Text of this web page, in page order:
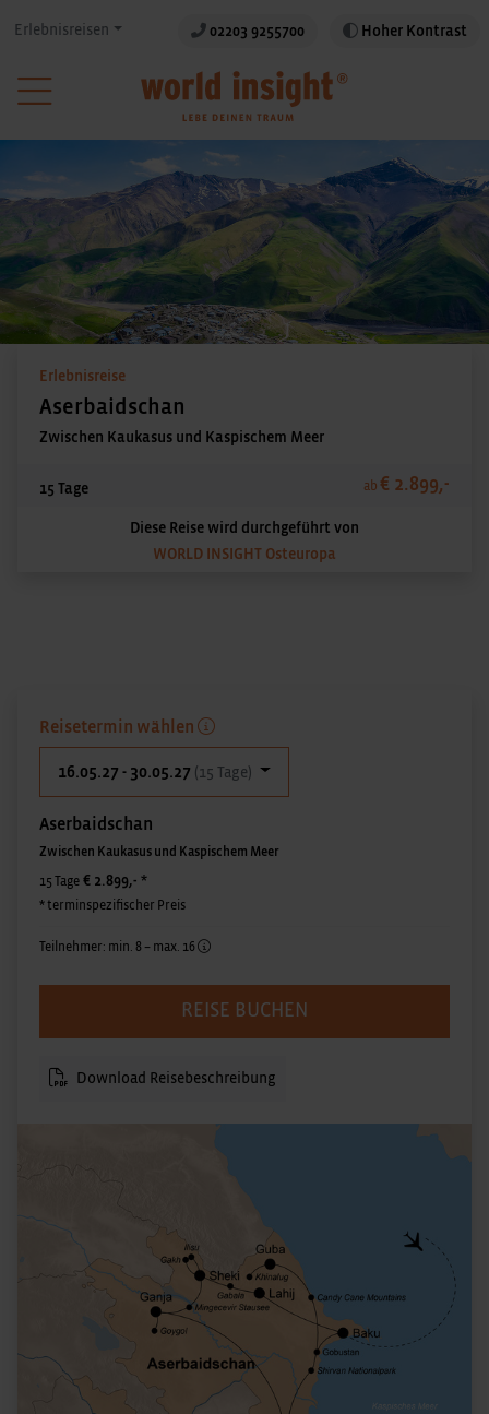
Erlebnisreisen 02203 9255700 Hoher Kontrast
Erlebnisreise
Aserbaidschan
Zwischen Kaukasus und Kaspischem Meer
15 Tage ab € 2.899,-
Diese Reise wird durchgeführt von
WORLD INSIGHT Osteuropa
Reisetermin wählen
16.05.27 - 30.05.27 (15 Tage)
Aserbaidschan
Zwischen Kaukasus und Kaspischem Meer
15 Tage € 2.899,- *
* terminspezifischer Preis
Teilnehmer: min. 8 – max. 16
REISE BUCHEN
Download Reisebeschreibung